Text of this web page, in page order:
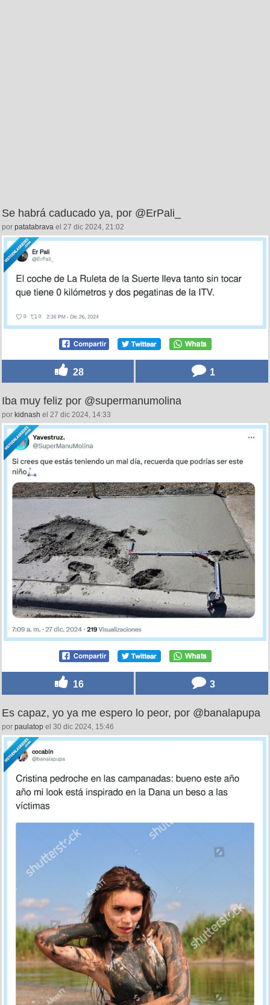
Se habrá caducado ya, por @ErPali_
por patatabrava el 27 dic 2024, 21:02
28 1
Iba muy feliz por @supermanumolina
por kidnash el 27 dic 2024, 14:33
16 3
Es capaz, yo ya me espero lo peor, por @banalapupa
por paulatop el 30 dic 2024, 15:46